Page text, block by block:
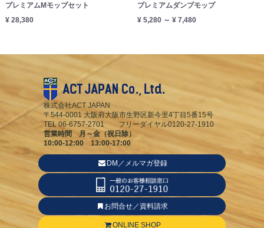
プレミアムMモップセット
¥ 28,380
プレミアムダンプモップ
¥ 5,280 ～ ¥ 7,480
株式会社ACT JAPAN
〒544-0001 大阪府大阪市生野区新今里4丁目5番15号
TEL 06-6757-2701 フリーダイヤル0120-27-1910
営業時間 月～金（祝日除）
10:00-12:00 13:00-17:00
DM／メルマガ登録
お問合せ／資料請求
ONLINE SHOP